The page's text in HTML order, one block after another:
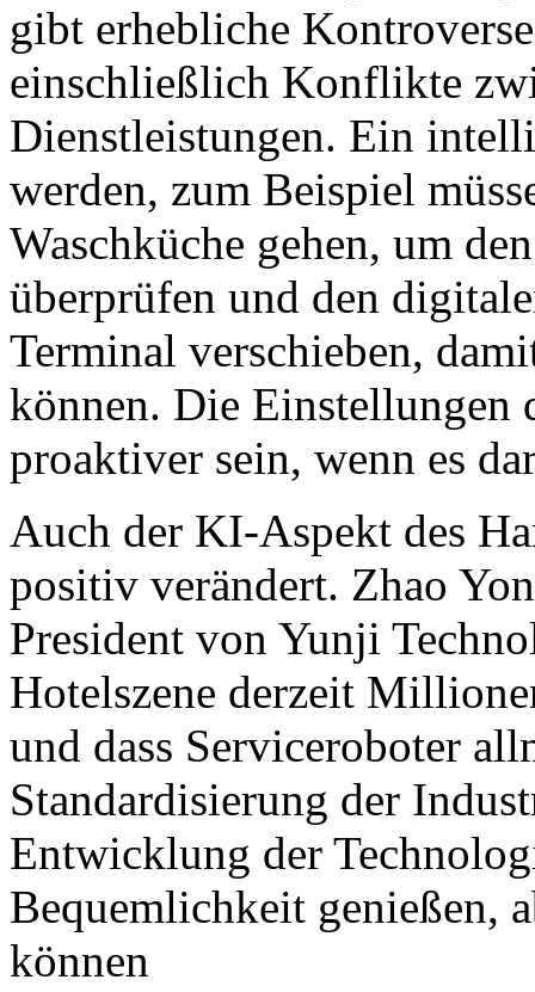
gibt erhebliche
einschließlich Konflikte
Dienstleistungen. Ein
werden, zum Beispiel
Waschküche gehen, um
überprüfen und den
Terminal verschieben,
können. Die Einstellungen
proaktiver sein, wenn es
Auch der KI-Aspekt des
positiv verändert. Zhao
President von Yunji
Hotelszene derzeit
und dass Serviceroboter
Standardisierung der
Entwicklung der
Bequemlichkeit genießen,
können